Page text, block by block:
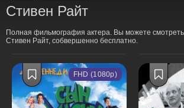
Стивен Райт
Полная фильмография актера. Вы можете
Стивен Райт, собвершенно бесплатно.
FHD (1080p)